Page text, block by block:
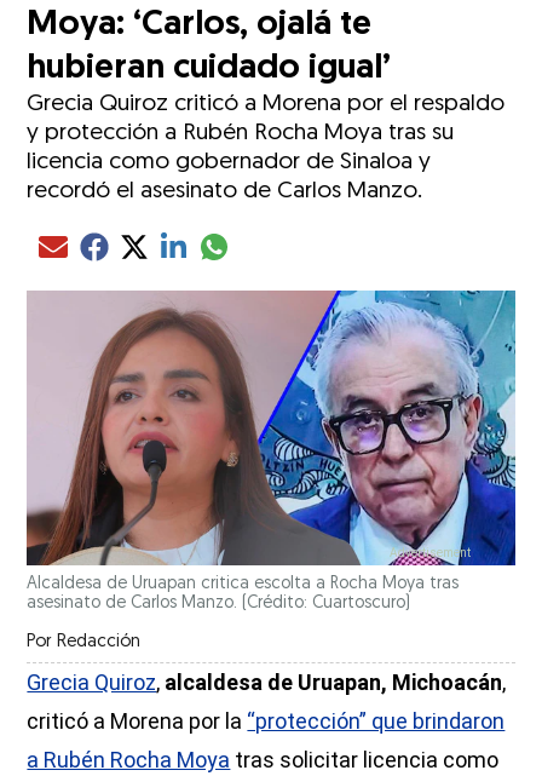
Moya: ‘Carlos, ojalá te
hubieran cuidado igual’
Grecia Quiroz criticó a Morena por el respaldo
y protección a Rubén Rocha Moya tras su
licencia como gobernador de Sinaloa y
recordó el asesinato de Carlos Manzo.
Compartir el artículo actual mediante Email
Compartir el artículo actual mediante Facebook
Compartir el artículo actual mediante Twitter
Compartir el artículo actual mediante LinkedIn
Compartir el artículo actual mediante
Alcaldesa de Uruapan critica escolta a Rocha Moya tras
asesinato de Carlos Manzo. (Crédito: Cuartoscuro)
Por Redacción
Grecia Quiroz, alcaldesa de Uruapan, Michoacán,
criticó a Morena por la “protección” que brindaron
a Rubén Rocha Moya tras solicitar licencia como